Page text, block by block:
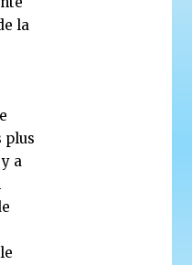
la
plus
a